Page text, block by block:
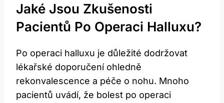
Jaké Jsou Zkušenosti
Pacientů Po Operaci Halluxu?
Po operaci halluxu je důležité dodržovat
lékařské doporučení ohledně
rekonvalescence a péče o nohu. Mnoho
pacientů uvádí, že bolest po operaci